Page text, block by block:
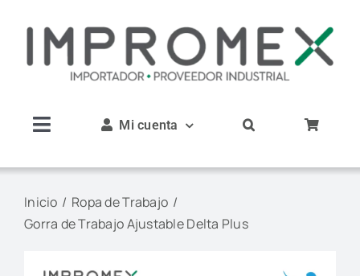
Toggle
Nosotros
Mi cuenta
Inicio
Ropa de Trabajo
Gorra de Trabajo Ajustable Delta Plus